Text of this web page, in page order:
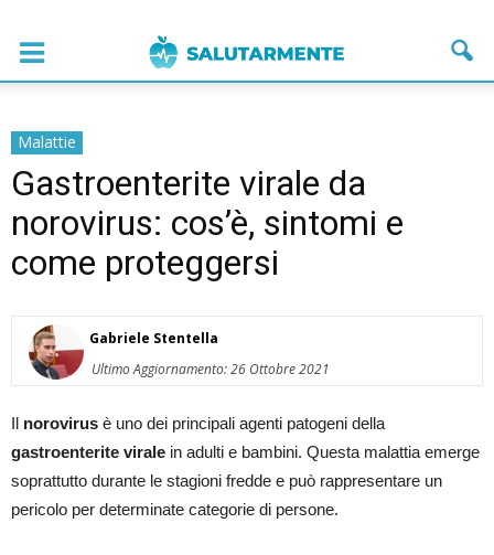
Malattie
Gastroenterite virale da
norovirus: cos’è, sintomi e
come proteggersi
Gabriele Stentella
Ultimo Aggiornamento: 26 Ottobre 2021
Il norovirus è uno dei principali agenti patogeni della
gastroenterite virale in adulti e bambini. Questa malattia emerge
soprattutto durante le stagioni fredde e può rappresentare un
pericolo per determinate categorie di persone.